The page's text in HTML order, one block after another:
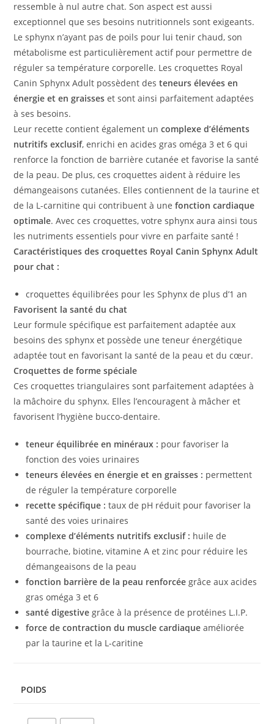
ressemble à nul autre chat. Son aspect est aussi
exceptionnel que ses besoins nutritionnels sont exigeants.
Le sphynx n’ayant pas de poils pour lui tenir chaud, son
métabolisme est particulièrement actif pour permettre de
réguler sa température corporelle. Les croquettes Royal
Canin Sphynx Adult possèdent desteneurs élevées en
énergie et en graisseset sont ainsi parfaitement adaptées
à ses besoins.
Leur recette contient également uncomplexe d’éléments
nutritifs exclusif, enrichi en acides gras oméga 3 et 6 qui
renforce la fonction de barrière cutanée et favorise la santé
de la peau. De plus, ces croquettes aident à réduire les
démangeaisons cutanées. Elles contiennent de la taurine et
de la L-carnitine qui contribuent à unefonction cardiaque
optimale. Avec ces croquettes, votre sphynx aura ainsi tous
les nutriments essentiels pour vivre en parfaite santé !
Caractéristiques des croquettes Royal Canin Sphynx Adult
pour chat :
croquettes équilibrées pour les Sphynx de plus d’1 an
Favorisent la santé du chat
Leur formule spécifique est parfaitement adaptée aux
besoins des sphynx et possède une teneur énergétique
adaptée tout en favorisant la santé de la peau et du cœur.
Croquettes de forme spéciale
Ces croquettes triangulaires sont parfaitement adaptées à
la mâchoire du sphynx. Elles l’encouragent à mâcher et
favorisent l’hygiène bucco-dentaire.
teneur équilibrée en minéraux : pour favoriser la
fonction des voies urinaires
teneurs élevées en énergie et en graisses : permettent
de réguler la température corporelle
recette spécifique :taux de pH réduit pour favoriser la
santé des voies urinaires
complexe d’éléments nutritifs exclusif : huile de
bourrache, biotine, vitamine A et zinc pour réduire les
démangeaisons de la peau
fonction barrière de la peau renforcéegrâce aux acides
gras oméga 3 et 6
santé digestivegrâce à la présence de protéines L.I.P.
force de contraction du muscle cardiaqueaméliorée
par la taurine et la L-caritine
POIDS